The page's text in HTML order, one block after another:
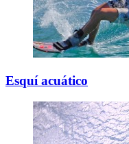
Esquí acuático